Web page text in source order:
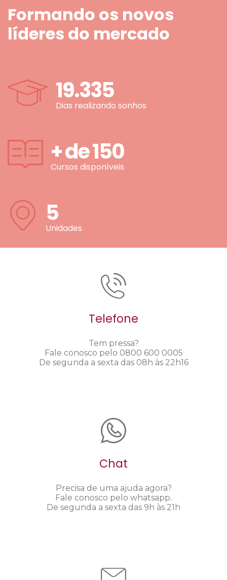
Formando os novos
líderes do mercado
19.335
Dias realizando sonhos
+ de150
Cursos disponíveis
5
Unidades
Telefone
Tem pressa?
Fale conosco pelo 0800 600 0005
De segunda a sexta das 08h às 22h16
Chat
Precisa de uma ajuda agora?
Fale conosco pelo whatsapp.
De segunda a sexta das 9h às 21h